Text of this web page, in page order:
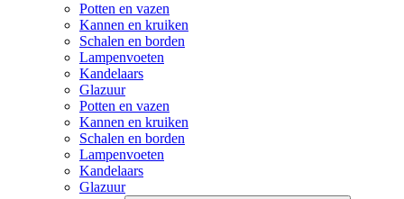
Potten en vazen
Kannen en kruiken
Schalen en borden
Lampenvoeten
Kandelaars
Glazuur
Potten en vazen
Kannen en kruiken
Schalen en borden
Lampenvoeten
Kandelaars
Glazuur